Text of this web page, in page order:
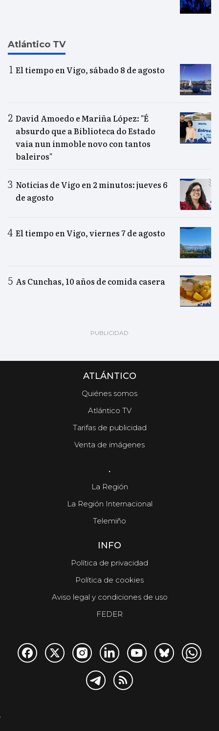
Atlántico TV
El tiempo en Vigo, sábado 8 de agosto
David Amoedo e Mariña López: "É
absurdo que a Biblioteca do Estado
vaia nun inmoble novo con tantos
baleiros"
Noticias de Vigo en 2 minutos: jueves 6
de agosto
El tiempo en Vigo, viernes 7 de agosto
As Cunchas, 10 años de comida casera
ATLÁNTICO
Quiénes somos
Atlántico TV
Tarifas de publicidad
Venta de imágenes
.
La Región
La Región Internacional
Telemiño
INFO
Política de privacidad
Política de cookies
Aviso legal y condiciones de uso
FEDER